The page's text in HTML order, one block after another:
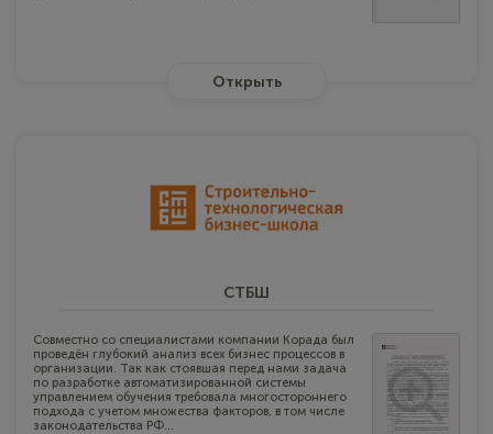
Открыть
СТБШ
Совместно со специалистами компании Корада был
проведён глубокий анализ всех бизнес процессов в
организации. Так как стоявшая перед нами задача
по разработке автоматизированной системы
управлением обучения требовала многостороннего
подхода с учетом множества факторов, в том числе
законодательства РФ...